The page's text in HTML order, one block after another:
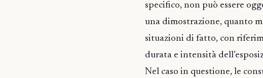
specifico, non può essere
una dimostrazione, quanto
situazioni di fatto, con
durata e intensità
Nel caso in questione, le